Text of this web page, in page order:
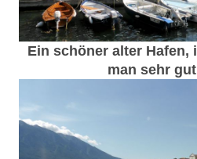
Ein schöner alter Hafen,
man sehr